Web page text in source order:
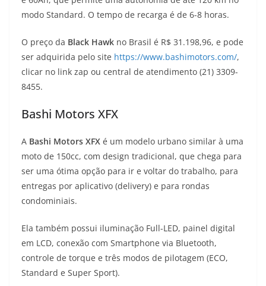
modo Standard. O tempo de recarga é de 6-8 horas.
O preço da Black Hawk no Brasil é R$ 31.198,96, e pode
ser adquirida pelo site https://www.bashimotors.com/,
clicar no link zap ou central de atendimento (21) 3309-
8455.
Bashi Motors XFX
A Bashi Motors XFX é um modelo urbano similar à uma
moto de 150cc, com design tradicional, que chega para
ser uma ótima opção para ir e voltar do trabalho, para
entregas por aplicativo (delivery) e para rondas
condominiais.
Ela também possui iluminação Full-LED, painel digital
em LCD, conexão com Smartphone via Bluetooth,
controle de torque e três modos de pilotagem (ECO,
Standard e Super Sport).